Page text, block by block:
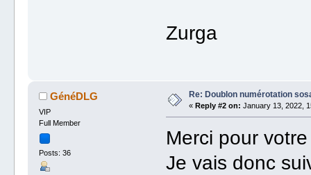
Zurga
GénéDLG
VIP
Full Member
Posts: 36
Re: Doublon numérotation
« Reply #2 on: January 13, 2022,
Merci pour
Je vais donc